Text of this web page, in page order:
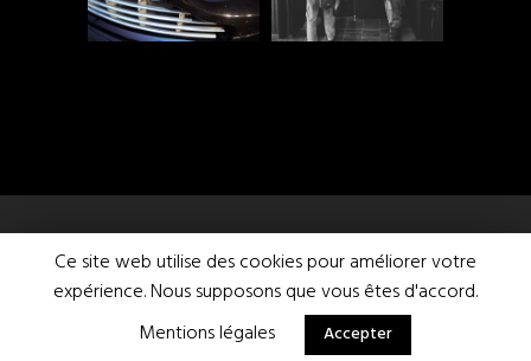
Ce site web utilise des cookies pour améliorer votre
expérience. Nous supposons que vous êtes d'accord.
Mentions légales
Accepter